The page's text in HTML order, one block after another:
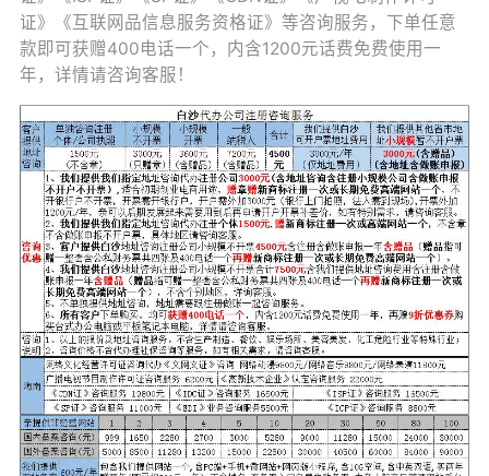
证》《互联网品信息服务资格证》等咨询服务，下单任意
款即可获赠400电话一个，内含1200元话费免费使用一
年，详情请咨询客服！